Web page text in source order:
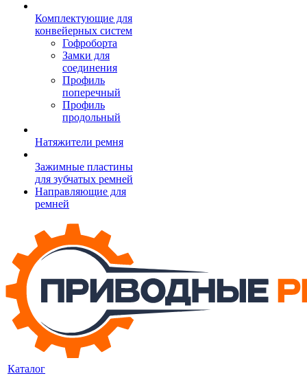
Комплектующие для
конвейерных систем
Гофроборта
Замки для
соединения
Профиль
поперечный
Профиль
продольный
Натяжители ремня
Зажимные пластины
для зубчатых ремней
Направляющие для
ремней
Каталог